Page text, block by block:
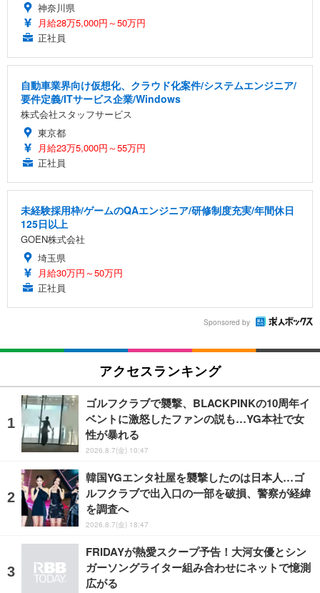
神奈川県
月給28万5,000円～50万円
正社員
自動車業界向け仮想化、クラウド化案件/システムエンジニア/
要件定義/ITサービス企業/Windows
株式会社スタッフサービス
東京都
月給23万5,000円～55万円
正社員
未経験採用枠/ゲームのQAエンジニア/研修制度充実/年間休日
125日以上
GOEN株式会社
埼玉県
月給30万円～50万円
正社員
Sponsored by
アクセスランキング
ゴルフクラブで襲撃、BLACKPINKの10周年イ
ベントに激怒したファンの説も…YG本社で女
性が暴れる
2026.8.7(金) 10:47
韓国YGエンタ社屋を襲撃したのは日本人…ゴ
ルフクラブで出入口の一部を破損、警察が経緯
を調査へ
2026.8.7(金) 18:47
FRIDAYが熱愛スクープ予告！大河女優とシン
ガーソングライター組み合わせにネットで憶測
広がる